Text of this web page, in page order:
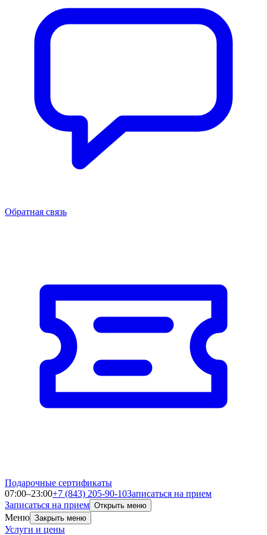
Обратная связь
Подарочные сертификаты
07:00–23:00+7 (843) 205-90-10Записаться на прием
Записаться на прием Открыть меню
Меню Закрыть меню
Услуги и цены